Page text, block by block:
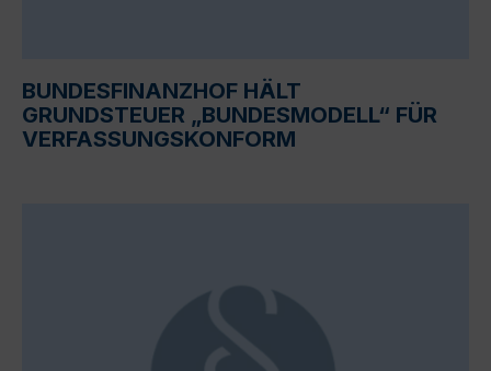
BUNDESFINANZHOF HÄLT
GRUNDSTEUER „BUNDESMODELL“ FÜR
VERFASSUNGSKONFORM